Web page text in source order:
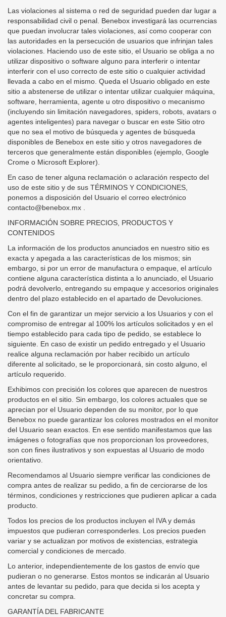
Las violaciones al sistema o red de seguridad pueden dar lugar a
responsabilidad civil o penal. Benebox investigará las ocurrencias
que puedan involucrar tales violaciones, así como cooperar con
las autoridades en la persecución de usuarios que infrinjan tales
violaciones. Haciendo uso de este sitio, el Usuario se obliga a no
utilizar dispositivo o software alguno para interferir o intentar
interferir con el uso correcto de este sitio o cualquier actividad
llevada a cabo en el mismo. Queda el Usuario obligado en este
sitio a abstenerse de utilizar o intentar utilizar cualquier máquina,
software, herramienta, agente u otro dispositivo o mecanismo
(incluyendo sin limitación navegadores, spiders, robots, avatars o
agentes inteligentes) para navegar o buscar en este Sitio otro
que no sea el motivo de búsqueda y agentes de búsqueda
disponibles de Benebox en este sitio y otros navegadores de
terceros que generalmente están disponibles (ejemplo, Google
Crome o Microsoft Explorer).
En caso de tener alguna reclamación o aclaración respecto del
uso de este sitio y de sus TÉRMINOS Y CONDICIONES,
ponemos a disposición del Usuario el correo electrónico
contacto@benebox.mx .
INFORMACIÓN SOBRE PRECIOS, PRODUCTOS Y
CONTENIDOS
La información de los productos anunciados en nuestro sitio es
exacta y apegada a las características de los mismos; sin
embargo, si por un error de manufactura o empaque, el artículo
contiene alguna característica distinta a lo anunciado, el Usuario
podrá devolverlo, entregando su empaque y accesorios originales
dentro del plazo establecido en el apartado de Devoluciones.
Con el fin de garantizar un mejor servicio a los Usuarios y con el
compromiso de entregar al 100% los artículos solicitados y en el
tiempo establecido para cada tipo de pedido, se establece lo
siguiente. En caso de existir un pedido entregado y el Usuario
realice alguna reclamación por haber recibido un artículo
diferente al solicitado, se le proporcionará, sin costo alguno, el
artículo requerido.
Exhibimos con precisión los colores que aparecen de nuestros
productos en el sitio. Sin embargo, los colores actuales que se
aprecian por el Usuario dependen de su monitor, por lo que
Benebox no puede garantizar los colores mostrados en el monitor
del Usuario sean exactos. En ese sentido manifestamos que las
imágenes o fotografías que nos proporcionan los proveedores,
son con fines ilustrativos y son expuestas al Usuario de modo
orientativo.
Recomendamos al Usuario siempre verificar las condiciones de
compra antes de realizar su pedido, a fin de cerciorarse de los
términos, condiciones y restricciones que pudieren aplicar a cada
producto.
Todos los precios de los productos incluyen el IVA y demás
impuestos que pudieran corresponderles. Los precios pueden
variar y se actualizan por motivos de existencias, estrategia
comercial y condiciones de mercado.
Lo anterior, independientemente de los gastos de envío que
pudieran o no generarse. Estos montos se indicarán al Usuario
antes de levantar su pedido, para que decida si los acepta y
concretar su compra.
GARANTÍA DEL FABRICANTE